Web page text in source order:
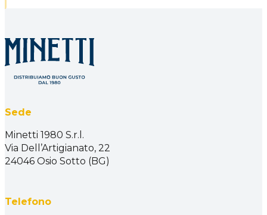
Sede
Minetti 1980 S.r.l.
Via Dell’Artigianato, 22
24046 Osio Sotto (BG)
Telefono